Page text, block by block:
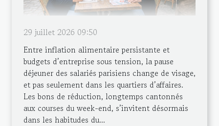
29 juillet 2026 09:50
Entre inflation alimentaire persistante et
budgets d’entreprise sous tension, la pause
déjeuner des salariés parisiens change de visage,
et pas seulement dans les quartiers d’affaires.
Les bons de réduction, longtemps cantonnés
aux courses du week-end, s’invitent désormais
dans les habitudes du...